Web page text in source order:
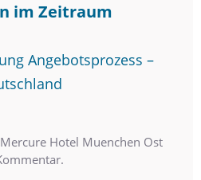
im Zeitraum
Angebotsprozess –
Hotel Muenchen Ost